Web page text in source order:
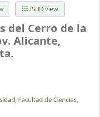
ISBD view
del Cerro de la
Alicante,
Facultad de Ciencias,